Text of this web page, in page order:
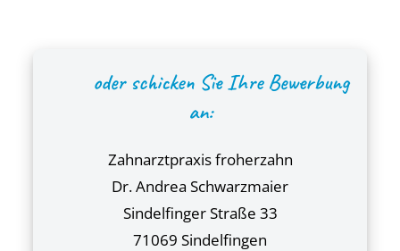
oder schicken Sie Ihre Bewerbung
an:
Zahnarztpraxis froherzahn
Dr. Andrea Schwarzmaier
Sindelfinger Straße 33
71069 Sindelfingen